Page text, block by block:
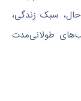
سبک زندگی،
طولانی‌مدت